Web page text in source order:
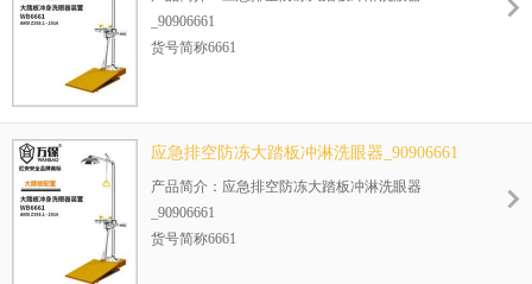
_90906661
货号简称6661
部、脖子或者手臂等部位时，可以使用应急排空防
冻大踏板冲淋洗眼器的洗眼系统进行冲洗。
这些客户正在用这款产品：云天化集团，宏达股份
山西阳煤丰喜肥业 宝丰能源 烟台万华聚氨酯 恒源
石油化工等。
应急排空防冻大踏板冲淋洗眼器_90906661
产品简介：应急排空防冻大踏板冲淋洗眼器
_90906661
货号简称6661